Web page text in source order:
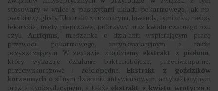
stosowany w walce z pasożytami układu pokarmowego, jak np.
owsiki czy glisty. Ekstrakt z rozmarynu, lawendy, tymianku, melisy
lekarskiej, mięty pieprzowej, pokrzywy oraz kwiatu czarnego bzu
czyli Antiquus, mieszanka o działaniu wspierającym pracę
przewodu pokarmowego, antyoksydacyjnym a także
oczyszczającym. W zestawie znajdziemy ekstrakt z piołunu,
który wykazuje działanie bakteriobójcze, przeciwzapalne,
przeciwskurczowe i żółciopędne.Ekstrakt z goździków
korzennych o silnym działaniu antywirusowym, antybakteryjnym
oraz antyoksydacyjnym, a także ekstrakt z kwiatu wrotycza o